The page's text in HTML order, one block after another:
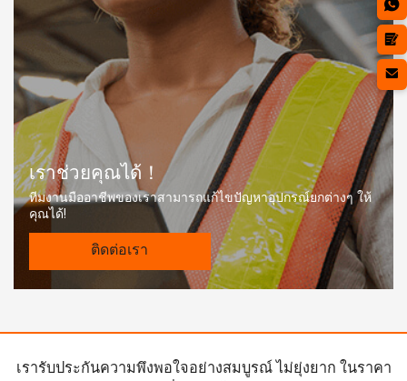
เราช่วยคุณได้！
ทีมงานมืออาชีพของเราสามารถแก้ไขปัญหาอุปกรณ์ยกต่างๆ ให้
คุณได้!
ติดต่อเรา
เรารับประกันความพึงพอใจอย่างสมบูรณ์ ไม่ยุ่งยาก ในราคา